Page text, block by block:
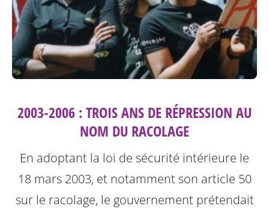
2003-2006 : TROIS ANS DE RÉPRESSION AU
NOM DU RACOLAGE
En adoptant la loi de sécurité intérieure le
18 mars 2003, et notamment son article 50
sur le racolage, le gouvernement prétendait